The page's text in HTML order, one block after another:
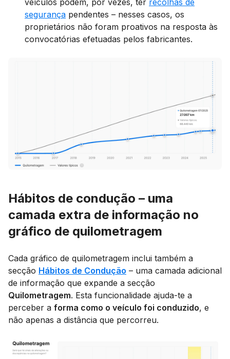
segurança pendentes – nesses casos, os
proprietários não foram proativos na resposta às
convocatórias efetuadas pelos fabricantes.
Hábitos de condução – uma
camada extra de informação no
gráfico de quilometragem
Cada gráfico de quilometragem inclui também a
secção Hábitos de Condução – uma camada adicional
de informação que expande a secção
Quilometragem. Esta funcionalidade ajuda-te a
perceber a forma como o veículo foi conduzido, e
não apenas a distância que percorreu.